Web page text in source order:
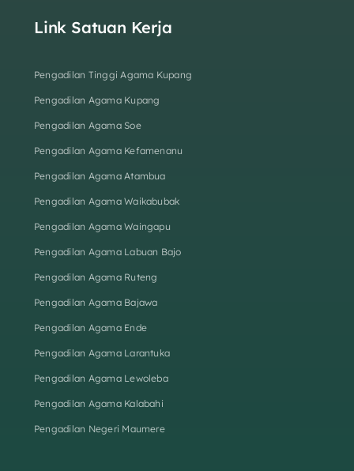
Link Satuan Kerja
Pengadilan Tinggi Agama Kupang
Pengadilan Agama Kupang
Pengadilan Agama Soe
Pengadilan Agama Kefamenanu
Pengadilan Agama Atambua
Pengadilan Agama Waikabubak
Pengadilan Agama Waingapu
Pengadilan Agama Labuan Bajo
Pengadilan Agama Ruteng
Pengadilan Agama Bajawa
Pengadilan Agama Ende
Pengadilan Agama Larantuka
Pengadilan Agama Lewoleba
Pengadilan Agama Kalabahi
Pengadilan Negeri Maumere